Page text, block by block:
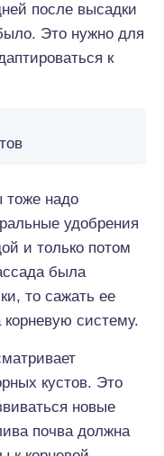
после высадки
Это нужно для
к
тоже надо
удобрения
и только потом
была
то сажать ее
систему.
кустов. Это
новые
почва должна